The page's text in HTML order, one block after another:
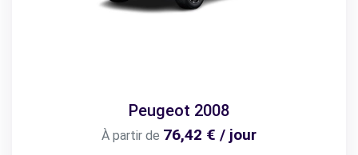
Peugeot 2008
À partir de 76,42 € / jour